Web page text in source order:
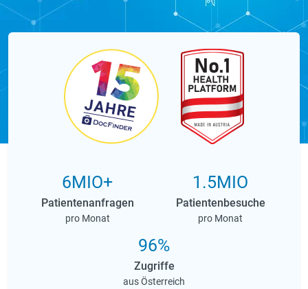
6MIO+
Patientenanfragen
pro Monat
1.5MIO
Patientenbesuche
pro Monat
96%
Zugriffe
aus Österreich